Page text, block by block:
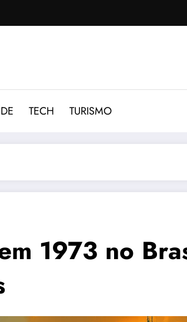
TECH TURISMO
1973 no